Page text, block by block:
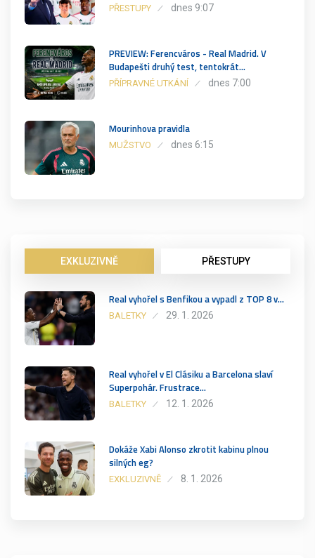
PŘESTUPY dnes 9:07
PREVIEW: Ferencváros - Real Madrid. V
Budapešti druhý test, tentokrát…
PŘÍPRAVNÉ UTKÁNÍ dnes 7:00
Mourinhova pravidla
MUŽSTVO dnes 6:15
EXKLUZIVNĚ PŘESTUPY
Real vyhořel s Benfikou a vypadl z TOP 8 v…
BALETKY 29. 1. 2026
Real vyhořel v El Clásiku a Barcelona slaví
Superpohár. Frustrace…
BALETKY 12. 1. 2026
Dokáže Xabi Alonso zkrotit kabinu plnou
silných eg?
EXKLUZIVNĚ 8. 1. 2026